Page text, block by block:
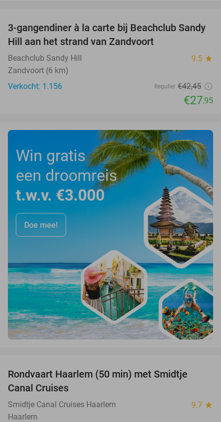
34%
3-gangendiner à la carte bij Beachclub Sandy
Hill aan het strand van Zandvoort
Beachclub Sandy Hill 9.5 star
Zandvoort (6 km)
Verkocht: 1.156
Regulier €42,45
€27,95
Win gratis
een droomreis
t.w.v. €3.000
Doe mee!
Rondvaart Haarlem (50 min) met Smidtje
Canal Cruises
Smidtje Canal Cruises Haarlem 9.7 star
Haarlem